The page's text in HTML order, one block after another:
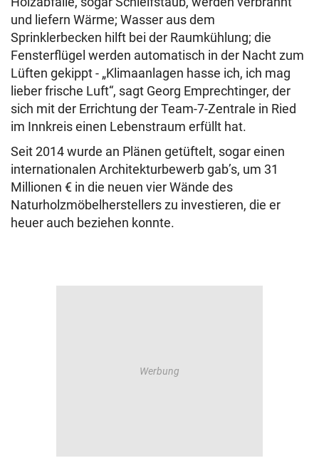
und liefern Wärme; Wasser aus dem
Sprinklerbecken hilft bei der Raumkühlung; die
Fensterflügel werden automatisch in der Nacht zum
Lüften gekippt - „Klimaanlagen hasse ich, ich mag
lieber frische Luft“, sagt Georg Emprechtinger, der
sich mit der Errichtung der Team-7-Zentrale in Ried
im Innkreis einen Lebenstraum erfüllt hat.
Seit 2014 wurde an Plänen getüftelt, sogar einen
internationalen Architekturbewerb gab’s, um 31
Millionen € in die neuen vier Wände des
Naturholzmöbelherstellers zu investieren, die er
heuer auch beziehen konnte.